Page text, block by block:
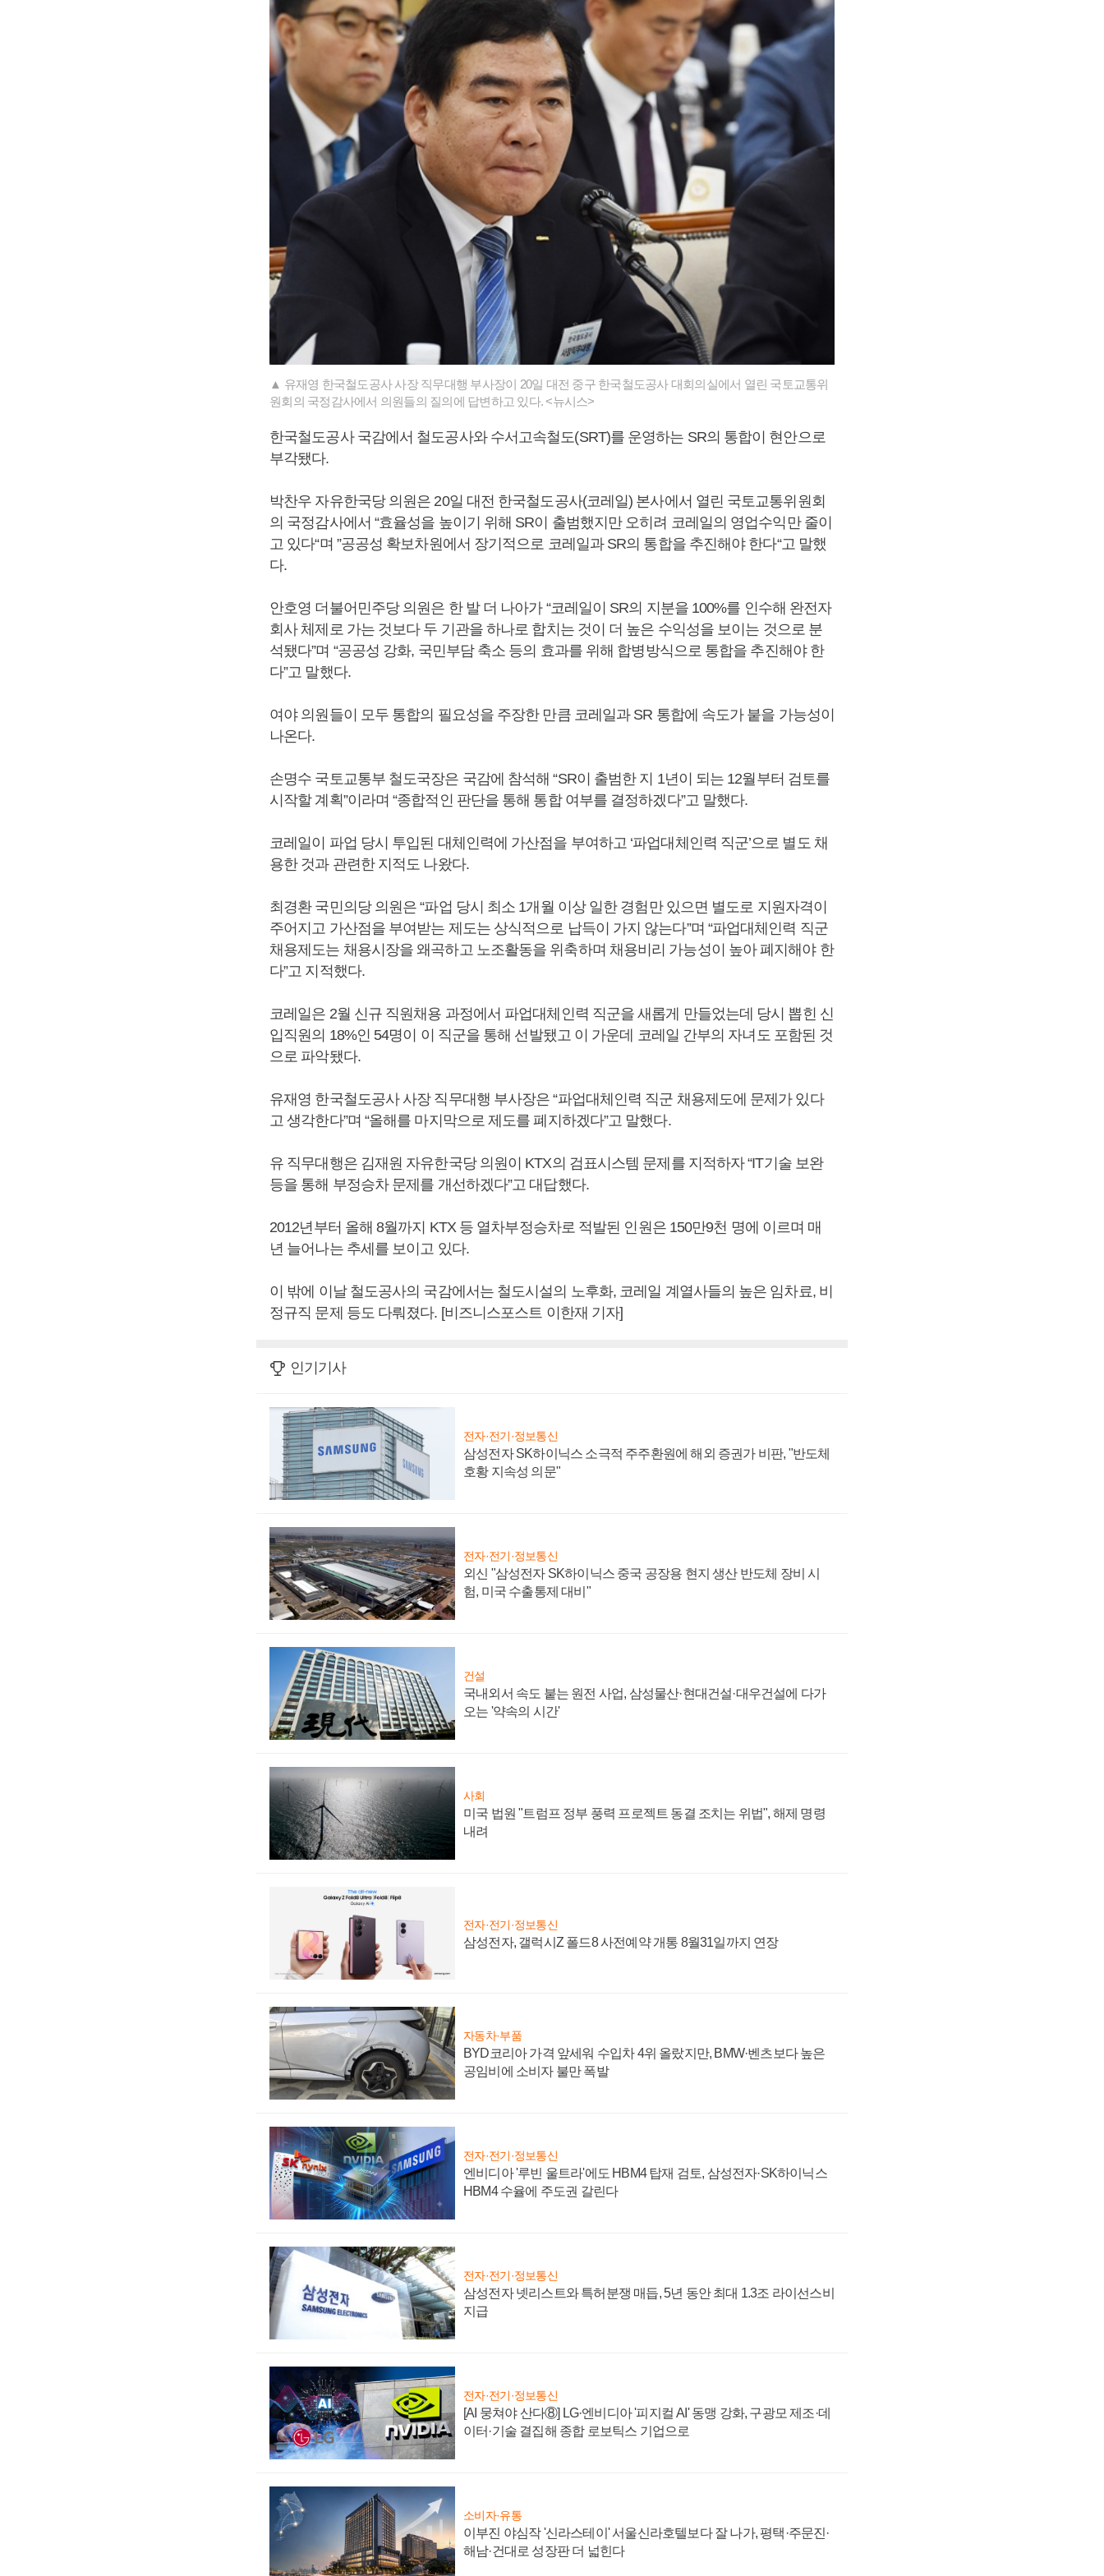
▲ 유재영 한국철도공사 사장 직무대행 부사장이 20일 대전 중구 한국철도공사 대회의실에서 열린 국토교통위
원회의 국정감사에서 의원들의 질의에 답변하고 있다. <뉴시스>
한국철도공사 국감에서 철도공사와 수서고속철도(SRT)를 운영하는 SR의 통합이 현안으로
부각됐다.
박찬우 자유한국당 의원은 20일 대전 한국철도공사(코레일) 본사에서 열린 국토교통위원회
의 국정감사에서 “효율성을 높이기 위해 SR이 출범했지만 오히려 코레일의 영업수익만 줄이
고 있다“며 ”공공성 확보차원에서 장기적으로 코레일과 SR의 통합을 추진해야 한다“고 말했
다.
안호영 더불어민주당 의원은 한 발 더 나아가 “코레일이 SR의 지분을 100%를 인수해 완전자
회사 체제로 가는 것보다 두 기관을 하나로 합치는 것이 더 높은 수익성을 보이는 것으로 분
석됐다”며 “공공성 강화, 국민부담 축소 등의 효과를 위해 합병방식으로 통합을 추진해야 한
다”고 말했다.
여야 의원들이 모두 통합의 필요성을 주장한 만큼 코레일과 SR 통합에 속도가 붙을 가능성이
나온다.
손명수 국토교통부 철도국장은 국감에 참석해 “SR이 출범한 지 1년이 되는 12월부터 검토를
시작할 계획”이라며 “종합적인 판단을 통해 통합 여부를 결정하겠다”고 말했다.
코레일이 파업 당시 투입된 대체인력에 가산점을 부여하고 ‘파업대체인력 직군’으로 별도 채
용한 것과 관련한 지적도 나왔다.
최경환 국민의당 의원은 “파업 당시 최소 1개월 이상 일한 경험만 있으면 별도로 지원자격이
주어지고 가산점을 부여받는 제도는 상식적으로 납득이 가지 않는다”며 “파업대체인력 직군
채용제도는 채용시장을 왜곡하고 노조활동을 위축하며 채용비리 가능성이 높아 폐지해야 한
다”고 지적했다.
코레일은 2월 신규 직원채용 과정에서 파업대체인력 직군을 새롭게 만들었는데 당시 뽑힌 신
입직원의 18%인 54명이 이 직군을 통해 선발됐고 이 가운데 코레일 간부의 자녀도 포함된 것
으로 파악됐다.
유재영 한국철도공사 사장 직무대행 부사장은 “파업대체인력 직군 채용제도에 문제가 있다
고 생각한다”며 “올해를 마지막으로 제도를 폐지하겠다”고 말했다.
유 직무대행은 김재원 자유한국당 의원이 KTX의 검표시스템 문제를 지적하자 “IT기술 보완
등을 통해 부정승차 문제를 개선하겠다”고 대답했다.
2012년부터 올해 8월까지 KTX 등 열차부정승차로 적발된 인원은 150만9천 명에 이르며 매
년 늘어나는 추세를 보이고 있다.
이 밖에 이날 철도공사의 국감에서는 철도시설의 노후화, 코레일 계열사들의 높은 임차료, 비
정규직 문제 등도 다뤄졌다. [비즈니스포스트 이한재 기자]
인기기사
전자·전기·정보통신
삼성전자 SK하이닉스 소극적 주주환원에 해외 증권가 비판, "반도체
호황 지속성 의문"
전자·전기·정보통신
외신 "삼성전자 SK하이닉스 중국 공장용 현지 생산 반도체 장비 시
험, 미국 수출통제 대비"
건설
국내외서 속도 붙는 원전 사업, 삼성물산·현대건설·대우건설에 다가
오는 '약속의 시간'
사회
미국 법원 "트럼프 정부 풍력 프로젝트 동결 조치는 위법", 해제 명령
내려
전자·전기·정보통신
삼성전자, 갤럭시Z 폴드8 사전예약 개통 8월31일까지 연장
자동차·부품
BYD코리아 가격 앞세워 수입차 4위 올랐지만, BMW·벤츠보다 높은
공임비에 소비자 불만 폭발
전자·전기·정보통신
엔비디아 '루빈 울트라'에도 HBM4 탑재 검토, 삼성전자·SK하이닉스
HBM4 수율에 주도권 갈린다
전자·전기·정보통신
삼성전자 넷리스트와 특허분쟁 매듭, 5년 동안 최대 1.3조 라이선스비
지급
전자·전기·정보통신
[AI 뭉쳐야 산다⑧] LG·엔비디아 '피지컬 AI' 동맹 강화, 구광모 제조·데
이터·기술 결집해 종합 로보틱스 기업으로
소비자·유통
이부진 야심작 '신라스테이' 서울신라호텔보다 잘 나가, 평택·주문진·
해남·건대로 성장판 더 넓힌다